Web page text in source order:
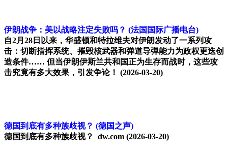
伊朗战争：美以战略注定失败吗？ (法国国际广播电台)
自2月28日以来，华盛顿和特拉维夫对伊朗发动了一系列攻
击：切断指挥系统、摧毁核武器和弹道导弹能力为政权更迭创
造条件…… 但当伊朗伊斯兰共和国正为生存而战时，这些攻
击究竟有多大效果，引发争论！ (2026-03-20)
德国到底有多种族歧视？ (德国之声)
德国到底有多种族歧视？ dw.com (2026-03-20)